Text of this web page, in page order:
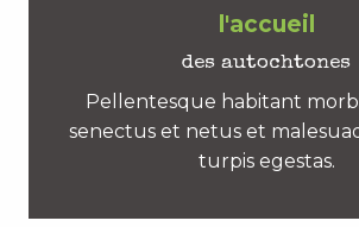
l'accueil
des autochtones
Pellentesque habitant
senectus et netus et
turpis egestas.